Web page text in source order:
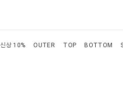
신상 10% OUTER TOP BOTTOM